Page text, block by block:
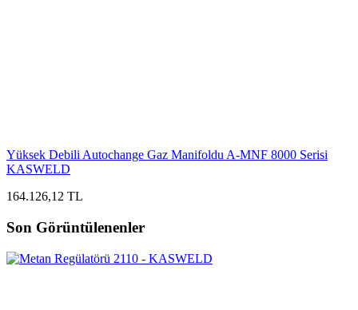
Yüksek Debili Autochange Gaz Manifoldu A-MNF 8000 Serisi
KASWELD
164.126,12 TL
Son Görüntülenenler